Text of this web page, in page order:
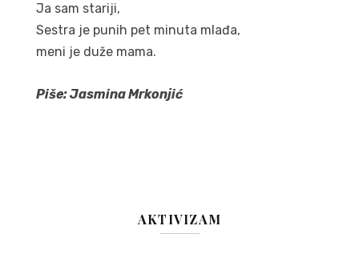
Ja sam stariji,
Sestra je punih pet minuta mlađa,
meni je duže mama.
Piše: Jasmina Mrkonjić
AKTIVIZAM